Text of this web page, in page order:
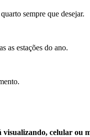
sempre que desejar.
as estações do ano.
celular ou